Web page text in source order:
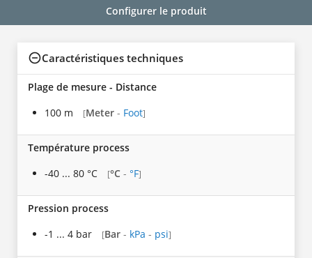
Configurer le produit
Caractéristiques techniques
Plage de mesure - Distance
100 m
[Meter - Foot]
Température process
-40 ... 80 °C
[°C - °F]
Pression process
-1 ... 4 bar
[Bar - kPa - psi]